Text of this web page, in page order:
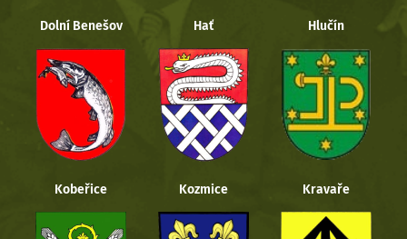
Dolní Benešov Hať Hlučín
Kobeřice Kozmice Kravaře